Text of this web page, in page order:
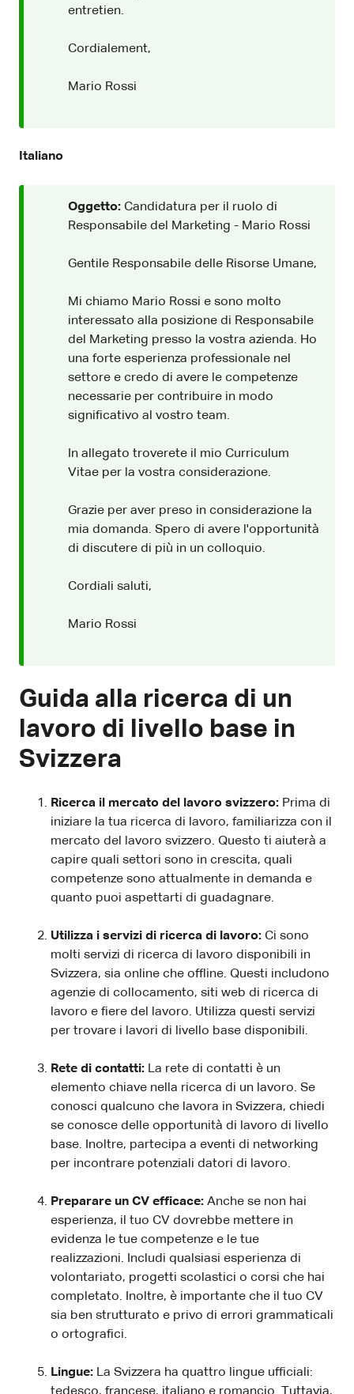
entretien.
Cordialement,
Mario Rossi
Italiano
Oggetto: Candidatura per il ruolo di
Responsabile del Marketing - Mario Rossi
Gentile Responsabile delle Risorse Umane,
Mi chiamo Mario Rossi e sono molto
interessato alla posizione di Responsabile
del Marketing presso la vostra azienda. Ho
una forte esperienza professionale nel
settore e credo di avere le competenze
necessarie per contribuire in modo
significativo al vostro team.
In allegato troverete il mio Curriculum
Vitae per la vostra considerazione.
Grazie per aver preso in considerazione la
mia domanda. Spero di avere l'opportunità
di discutere di più in un colloquio.
Cordiali saluti,
Mario Rossi
Guida alla ricerca di un
lavoro di livello base in
Svizzera
Ricerca il mercato del lavoro svizzero: Prima di
iniziare la tua ricerca di lavoro, familiarizza con il
mercato del lavoro svizzero. Questo ti aiuterà a
capire quali settori sono in crescita, quali
competenze sono attualmente in demanda e
quanto puoi aspettarti di guadagnare.
Utilizza i servizi di ricerca di lavoro: Ci sono
molti servizi di ricerca di lavoro disponibili in
Svizzera, sia online che offline. Questi includono
agenzie di collocamento, siti web di ricerca di
lavoro e fiere del lavoro. Utilizza questi servizi
per trovare i lavori di livello base disponibili.
Rete di contatti: La rete di contatti è un
elemento chiave nella ricerca di un lavoro. Se
conosci qualcuno che lavora in Svizzera, chiedi
se conosce delle opportunità di lavoro di livello
base. Inoltre, partecipa a eventi di networking
per incontrare potenziali datori di lavoro.
Preparare un CV efficace: Anche se non hai
esperienza, il tuo CV dovrebbe mettere in
evidenza le tue competenze e le tue
realizzazioni. Includi qualsiasi esperienza di
volontariato, progetti scolastici o corsi che hai
completato. Inoltre, è importante che il tuo CV
sia ben strutturato e privo di errori grammaticali
o ortografici.
Lingue: La Svizzera ha quattro lingue ufficiali: